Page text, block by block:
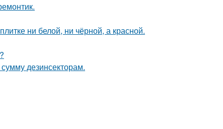
ни белой, ни чёрной, а красной.
дезинсекторам.